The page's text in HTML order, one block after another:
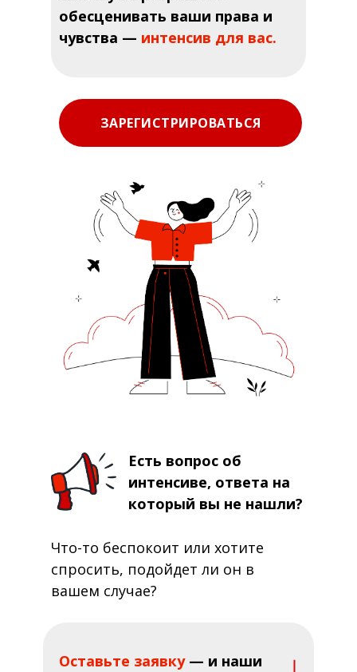
обесценивать ваши права и
чувства — интенсив для вас.
ЗАРЕГИСТРИРОВАТЬСЯ
Что-то беспокоит или хотите
спросить, подойдет ли он в
вашем случае?
Оставьте заявку— и наши
Есть вопрос об
интенсиве, ответа на
который вы не нашли?